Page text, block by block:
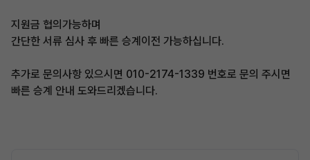
지원금 협의가능하며
간단한 서류 심사 후 빠른 승계이전 가능하십니다.
추가로 문의사항 있으시면 010-2174-1339 번호로 문의 주시면
빠른 승계 안내 도와드리겠습니다.